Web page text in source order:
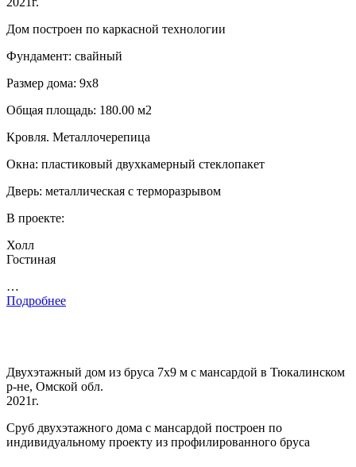
Дом построен по каркасной технологии
Фундамент: свайный
Размер дома: 9х8
Общая площадь: 180.00 м2
Кровля. Металлочерепица
Окна: пластиковый двухкамерный стеклопакет
Дверь: металлическая с терморазрывом
В проекте:
Холл
Гостиная
…
Подробнее
Двухэтажный дом из бруса 7х9 м с мансардой в Тюкалинском
р-не, Омской обл.
2021г.
Сруб двухэтажного дома с мансардой построен по
индивидуальному проекту из профилированного бруса